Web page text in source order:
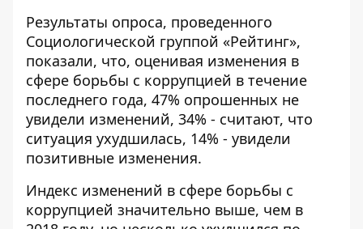
Результаты опроса, проведенного
Социологической группой «Рейтинг»,
показали, что, оценивая изменения в
сфере борьбы с коррупцией в течение
последнего года, 47% опрошенных не
увидели изменений, 34% - считают, что
ситуация ухудшилась, 14% - увидели
позитивные изменения.
Индекс изменений в сфере борьбы с
коррупцией значительно выше, чем в